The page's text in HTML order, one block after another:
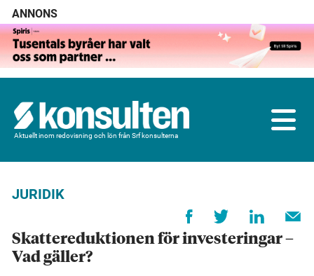
ANNONS
Aktuellt inom redovisning och lön från Srf konsulterna
JURIDIK
Skattereduktionen för investeringar –
Vad gäller?